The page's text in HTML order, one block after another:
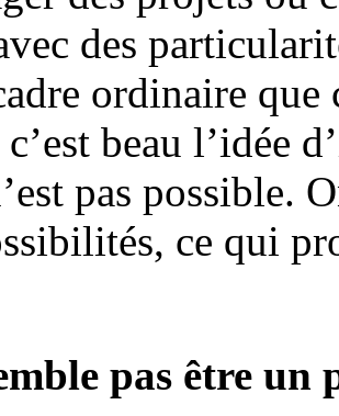
des
ordinaire que
beau l’idée
pas possible.
ce qui
pas être